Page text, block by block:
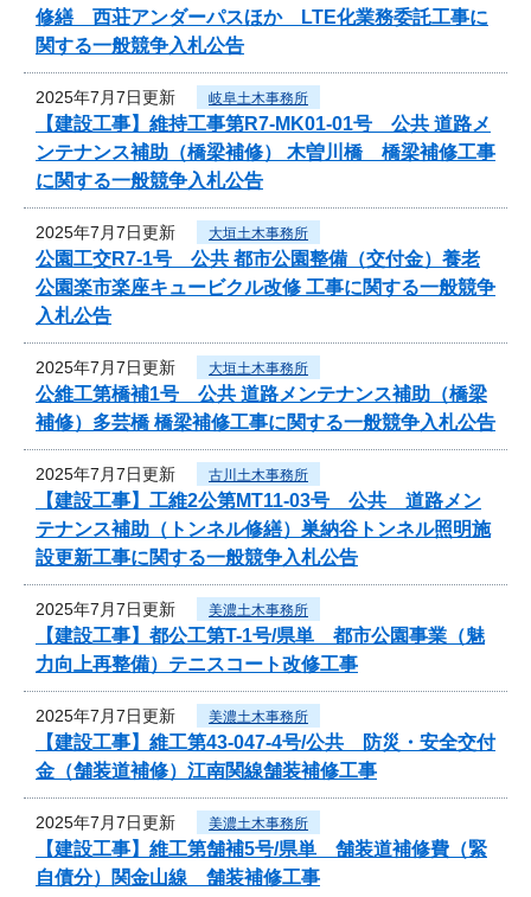
修繕 西荘アンダーパスほか LTE化業務委託工事に
関する一般競争入札公告
2025年7月7日更新 岐阜土木事務所
【建設工事】維持工事第R7-MK01-01号 公共 道路メ
ンテナンス補助（橋梁補修） 木曽川橋 橋梁補修工事
に関する一般競争入札公告
2025年7月7日更新 大垣土木事務所
公園工交R7-1号 公共 都市公園整備（交付金）養老
公園楽市楽座キュービクル改修 工事に関する一般競争
入札公告
2025年7月7日更新 大垣土木事務所
公維工第橋補1号 公共 道路メンテナンス補助（橋梁
補修）多芸橋 橋梁補修工事に関する一般競争入札公告
2025年7月7日更新 古川土木事務所
【建設工事】工維2公第MT11-03号 公共 道路メン
テナンス補助（トンネル修繕）巣納谷トンネル照明施
設更新工事に関する一般競争入札公告
2025年7月7日更新 美濃土木事務所
【建設工事】都公工第T-1号/県単 都市公園事業（魅
力向上再整備）テニスコート改修工事
2025年7月7日更新 美濃土木事務所
【建設工事】維工第43-047-4号/公共 防災・安全交付
金（舗装道補修）江南関線舗装補修工事
2025年7月7日更新 美濃土木事務所
【建設工事】維工第舗補5号/県単 舗装道補修費（緊
自債分）関金山線 舗装補修工事